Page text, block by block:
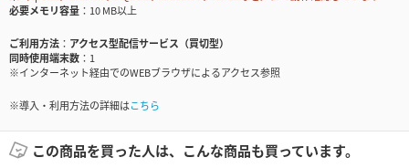
必要メモリ容量
10 MB以上
ご利用方法
アクセス型配信サービス（買切型）
同時使用端末数
1
※インターネット経由でのWEBブラウザによるアクセス参照
※導入・利用方法の詳細はこちら
この商品を買った人は、こんな商品も買っています。